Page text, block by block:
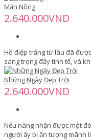
Mặn Nồng
2.640.000VND
Hồ điệp trắng từ lâu đã
sang trọng đầy tinh tế, và
Những Ngày Đẹp Trời
2.640.000VND
Nếu nàng nhận được một
người ấy bị ấn tượng mãnh